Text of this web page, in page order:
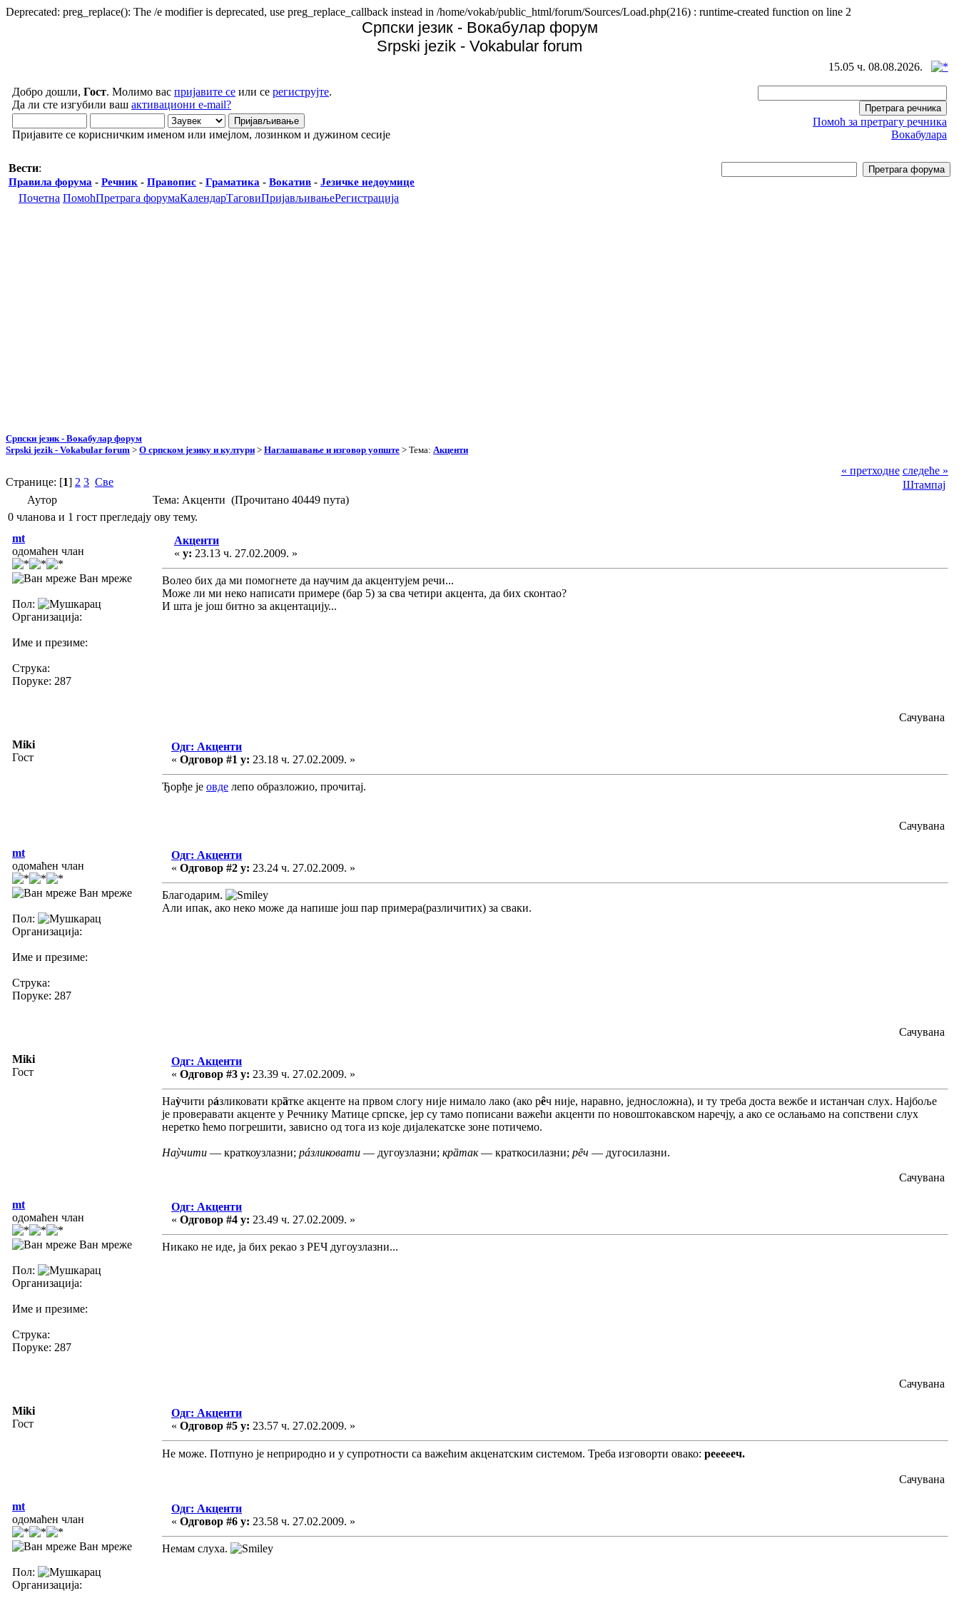
Deprecated: preg_replace(): The /e modifier is deprecated, use preg_replace_callback instead in /home/vokab/public_html/forum/Sources/Load.php(216) : runtime-created function on line 2
Српски језик - Вокабулар форум
Srpski jezik - Vokabular forum
15.05 ч. 08.08.2026.
Добро дошли, Гост. Молимо вас пријавите се или се региструјте.
Да ли сте изгубили ваш активациони e-mail?
Пријавите се корисничким именом или имејлом, лозинком и дужином сесије
Помоћ за претрагу речника
Вокабулара
Вести:
Правила форума - Речник - Правопис - Граматика - Вокатив - Језичке недоумице
Почетна ПомоћПретрага форумаКалендарТаговиПријављивањеРегистрација
Српски језик - Вокабулар форум
Srpski jezik - Vokabular forum > О српском језику и култури > Наглашавање и изговор уопште > Тема: Акценти
Странице: [1] 2 3 Све
« претходне следеће »
Штампај
Аутор
Тема: Акценти (Прочитано 40449 пута)
0 чланова и 1 гост прегледају ову тему.
mt
одомаћен члан
Ван мреже
Пол:
Организација:
Име и презиме:
Струка:
Поруке: 287
Акценти
« у: 23.13 ч. 27.02.2009. »
Волео бих да ми помогнете да научим да акцентујем речи...
Може ли ми неко написати примере (бар 5) за сва четири акцента, да бих сконтао?
И шта је још битно за акцентацију...
Сачувана
Miki
Гост
Одг: Акценти
« Одговор #1 у: 23.18 ч. 27.02.2009. »
Ђорђе је овде лепо образложио, прочитај.
Сачувана
mt
одомаћен члан
Ван мреже
Пол:
Организација:
Име и презиме:
Струка:
Поруке: 287
Одг: Акценти
« Одговор #2 у: 23.24 ч. 27.02.2009. »
Благодарим.
Али ипак, ако неко може да напише још пар примера(различитих) за сваки.
Сачувана
Miki
Гост
Одг: Акценти
« Одговор #3 у: 23.39 ч. 27.02.2009. »
Наỳчити рáзликовати крȁтке акценте на првом слогу није нимало лако (ако рȇч није, наравно, једносложна), и ту треба доста вежбе и истанчан слух. Најбоље
је проверавати акценте у Речнику Матице српске, јер су тамо пописани важећи акценти по новоштокавском наречју, а ако се ослањамо на сопствени слух
неретко ћемо погрешити, зависно од тога из које дијалекатске зоне потичемо.
Наỳчити — краткоузлазни; рáзликовати — дугоузлазни; крȁтак— краткосилазни; рȇч — дугосилазни.
Сачувана
mt
одомаћен члан
Ван мреже
Пол:
Организација:
Име и презиме:
Струка:
Поруке: 287
Одг: Акценти
« Одговор #4 у: 23.49 ч. 27.02.2009. »
Никако не иде, ја бих рекао з РЕЧ дугоузлазни...
Сачувана
Miki
Гост
Одг: Акценти
« Одговор #5 у: 23.57 ч. 27.02.2009. »
Не може. Потпуно је неприродно и у супротности са важећим акценатским системом. Треба изговорти овако: реееееч.
Сачувана
mt
одомаћен члан
Ван мреже
Пол:
Организација:
Одг: Акценти
« Одговор #6 у: 23.58 ч. 27.02.2009. »
Немам слуха.